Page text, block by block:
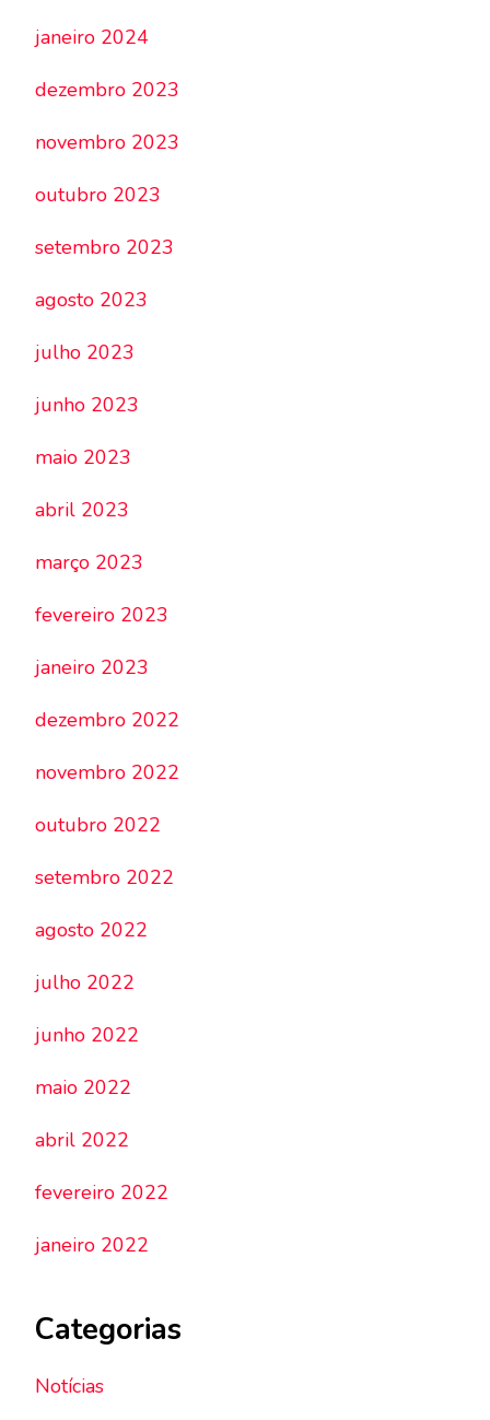
janeiro 2024
dezembro 2023
novembro 2023
outubro 2023
setembro 2023
agosto 2023
julho 2023
junho 2023
maio 2023
abril 2023
março 2023
fevereiro 2023
janeiro 2023
dezembro 2022
novembro 2022
outubro 2022
setembro 2022
agosto 2022
julho 2022
junho 2022
maio 2022
abril 2022
fevereiro 2022
janeiro 2022
Categorias
Notícias